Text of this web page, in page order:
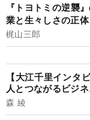
『トヨトミの逆襲
業と生々しさの正体
梶山三郎
【大江千里インタ
人とつながるビジ
森 綾